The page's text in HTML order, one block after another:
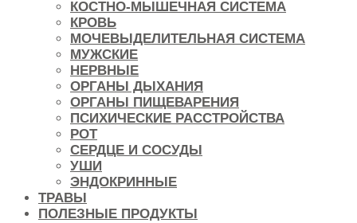
КОСТНО-МЫШЕЧНАЯ СИСТЕМА
КРОВЬ
МОЧЕВЫДЕЛИТЕЛЬНАЯ СИСТЕМА
МУЖСКИЕ
НЕРВНЫЕ
ОРГАНЫ ДЫХАНИЯ
ОРГАНЫ ПИЩЕВАРЕНИЯ
ПСИХИЧЕСКИЕ РАССТРОЙСТВА
РОТ
СЕРДЦЕ И СОСУДЫ
УШИ
ЭНДОКРИННЫЕ
ТРАВЫ
ПОЛЕЗНЫЕ ПРОДУКТЫ